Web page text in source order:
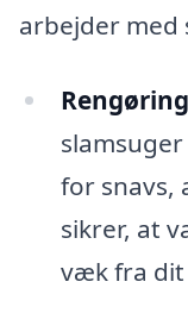
arbejder med
for snavs,
sikrer, at
væk fra dit